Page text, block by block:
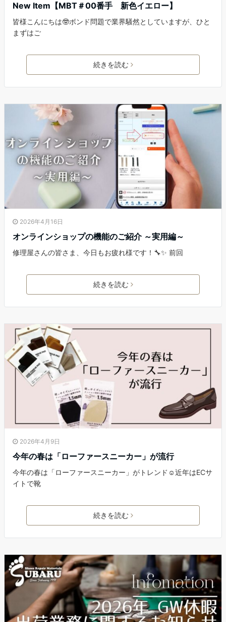
New Item【MBT＃00番手 新色イエロー】
皆様こんにちは🤓ボンド問題で業界騒然としていますが、ひと
まずはご
続きを読む
2026年4月16日
オンラインショップの機能のご紹介 ～実用編～
修理屋さんの皆さま、今日もお疲れ様です！🔧✨ 前回
続きを読む
2026年4月9日
今年の春は「ローファースニーカー」が流行
今年の春は「ローファースニーカー」がトレンド☺近年はECサ
イトで靴
続きを読む